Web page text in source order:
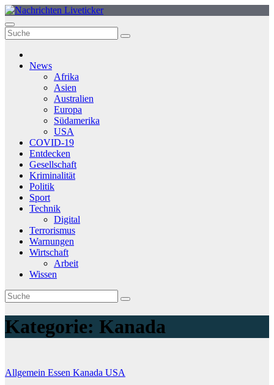
Zum
Inhalt
springen
News
Afrika
Asien
Australien
Europa
Südamerika
USA
COVID-19
Entdecken
Gesellschaft
Kriminalität
Politik
Sport
Technik
Digital
Terrorismus
Warnungen
Wirtschaft
Arbeit
Wissen
Kategorie: Kanada
Allgemein Essen Kanada USA